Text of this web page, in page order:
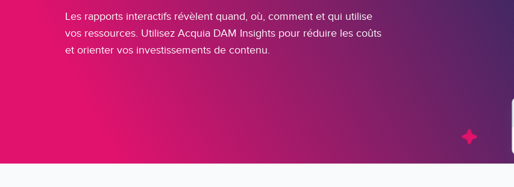
Les rapports interactifs révèlent quand, où, comment et qui utilise
vos ressources. Utilisez Acquia DAM Insights pour réduire les coûts
et orienter vos investissements de contenu.